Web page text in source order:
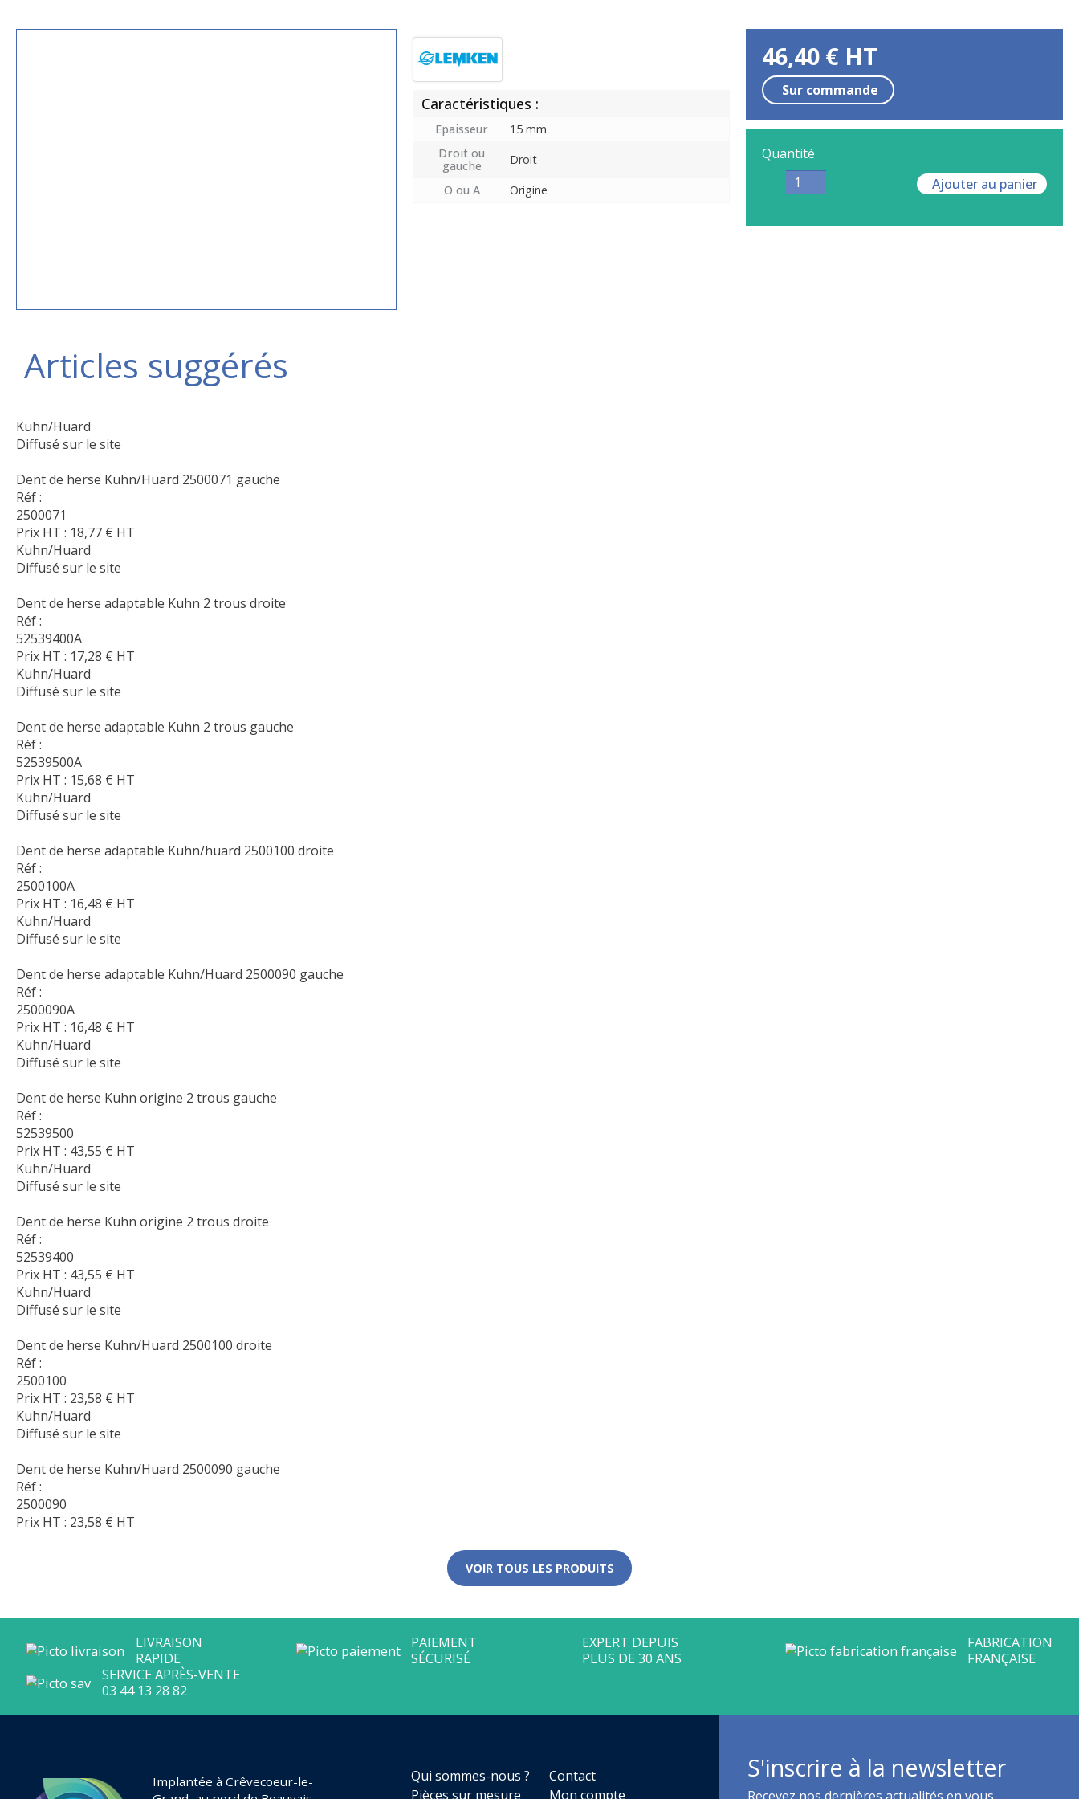
Caractéristiques :
Epaisseur
15 mm
Droit ou
gauche
Droit
O ou A
Origine
46,40 € HT
Sur commande
Quantité
Ajouter au panier
Articles suggérés
Kuhn/Huard
Diffusé sur le site
Dent de herse Kuhn/Huard 2500071 gauche
Réf :
2500071
Prix HT : 18,77 € HT
Kuhn/Huard
Diffusé sur le site
Dent de herse adaptable Kuhn 2 trous droite
Réf :
52539400A
Prix HT : 17,28 € HT
Kuhn/Huard
Diffusé sur le site
Dent de herse adaptable Kuhn 2 trous gauche
Réf :
52539500A
Prix HT : 15,68 € HT
Kuhn/Huard
Diffusé sur le site
Dent de herse adaptable Kuhn/huard 2500100 droite
Réf :
2500100A
Prix HT : 16,48 € HT
Kuhn/Huard
Diffusé sur le site
Dent de herse adaptable Kuhn/Huard 2500090 gauche
Réf :
2500090A
Prix HT : 16,48 € HT
Kuhn/Huard
Diffusé sur le site
Dent de herse Kuhn origine 2 trous gauche
Réf :
52539500
Prix HT : 43,55 € HT
Kuhn/Huard
Diffusé sur le site
Dent de herse Kuhn origine 2 trous droite
Réf :
52539400
Prix HT : 43,55 € HT
Kuhn/Huard
Diffusé sur le site
Dent de herse Kuhn/Huard 2500100 droite
Réf :
2500100
Prix HT : 23,58 € HT
Kuhn/Huard
Diffusé sur le site
Dent de herse Kuhn/Huard 2500090 gauche
Réf :
2500090
Prix HT : 23,58 € HT
VOIR TOUS LES PRODUITS
Implantée à Crêvecoeur-le-
Qui sommes-nous ?
Contact
Pièces sur mesure
Mon compte
S'inscrire à la newsletter